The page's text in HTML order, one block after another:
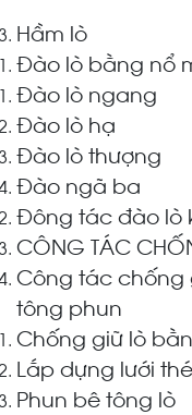
Hầm lò
Đào lò bằng nổ
Đào lò ngang
Đào lò hạ
Đào lò thượng
Đào ngã ba
Đông tác đào lò
CÔNG TÁC
Công tác chống
tông phun
Chống giữ lò
Lắp dựng lưới
Phun bê tông lò